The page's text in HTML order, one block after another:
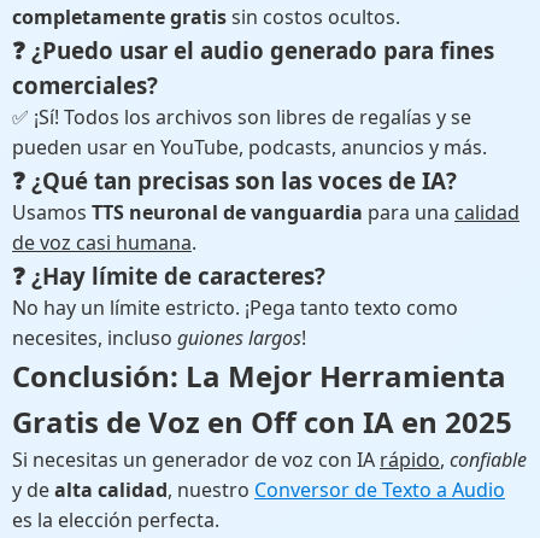
completamente gratissin costos ocultos.
❓ ¿Puedo usar el audio generado para fines
comerciales?
✅ ¡Sí! Todos los archivos son libres de regalías y se
pueden usar en YouTube, podcasts, anuncios y más.
❓ ¿Qué tan precisas son las voces de IA?
Usamos TTS neuronal de vanguardia para una calidad
de voz casi humana.
❓ ¿Hay límite de caracteres?
No hay un límite estricto. ¡Pega tanto texto como
necesites, incluso guiones largos!
Conclusión: La Mejor Herramienta
Gratis de Voz en Off con IA en 2025
Si necesitas un generador de voz con IA rápido, confiable
y dealta calidad, nuestro Conversor de Texto a Audio
es la elección perfecta.